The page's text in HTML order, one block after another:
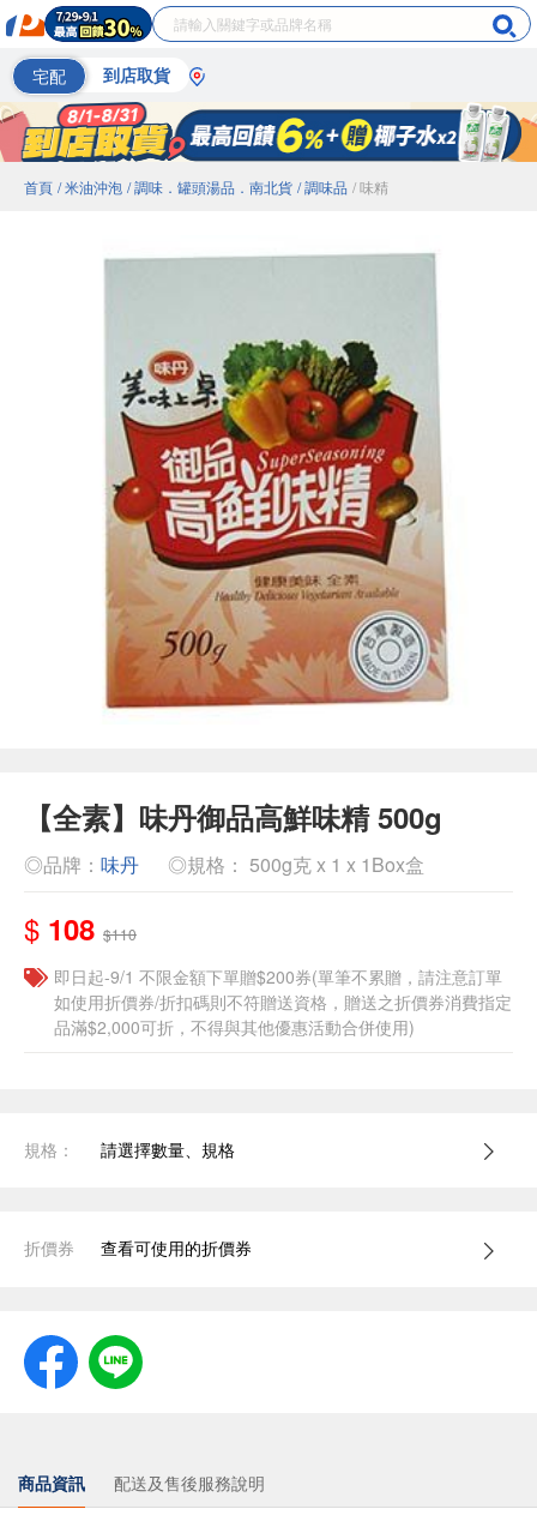
宅配 到店取貨
首頁 / 米油沖泡 / 調味．罐頭湯品．南北貨 / 調味品 / 味精
【全素】味丹御品高鮮味精 500g
◎品牌： 味丹 ◎規格： 500g克 x 1 x 1Box盒
$ 108 $110
即日起-9/1 不限金額下單贈$200券(單筆不累贈，請注意訂單
如使用折價券/折扣碼則不符贈送資格，贈送之折價券消費指定
品滿$2,000可折，不得與其他優惠活動合併使用)
規格： 請選擇數量、規格
折價券 查看可使用的折價券
商品資訊 配送及售後服務說明